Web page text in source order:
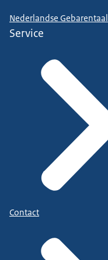
Nederlandse Gebarentaal
Service
Contact